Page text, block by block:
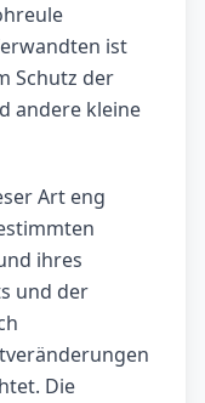
ist
Schutz der
andere kleine
Art eng
ihres
und der
Die